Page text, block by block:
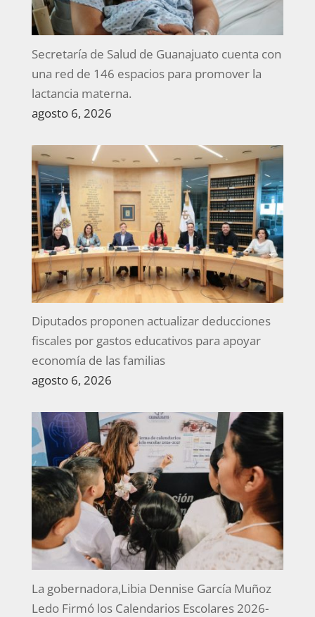
Secretaría de Salud de Guanajuato cuenta con
una red de 146 espacios para promover la
lactancia materna.
agosto 6, 2026
Diputados proponen actualizar deducciones
fiscales por gastos educativos para apoyar
economía de las familias
agosto 6, 2026
La gobernadora,Libia Dennise García Muñoz
Ledo Firmó los Calendarios Escolares 2026-